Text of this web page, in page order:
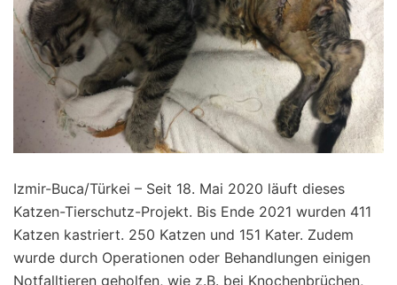
Izmir-Buca/Türkei – Seit 18. Mai 2020 läuft dieses
Katzen-Tierschutz-Projekt. Bis Ende 2021 wurden 411
Katzen kastriert. 250 Katzen und 151 Kater. Zudem
wurde durch Operationen oder Behandlungen einigen
Notfalltieren geholfen, wie z.B. bei Knochenbrüchen,